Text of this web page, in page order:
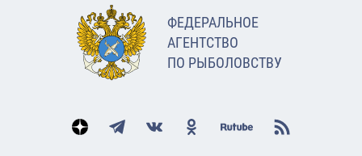
ФЕДЕРАЛЬНОЕ
АГЕНТСТВО
ПО РЫБОЛОВСТВУ